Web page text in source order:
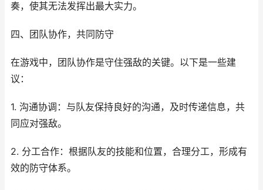
奏，使其无法发挥出最大实力。
四、团队协作，共同防守
在游戏中，团队协作是守住强敌的关键。以下是一些建
议：
1. 沟通协调：与队友保持良好的沟通，及时传递信息，共
同应对强敌。
2. 分工合作：根据队友的技能和位置，合理分工，形成有
效的防守体系。